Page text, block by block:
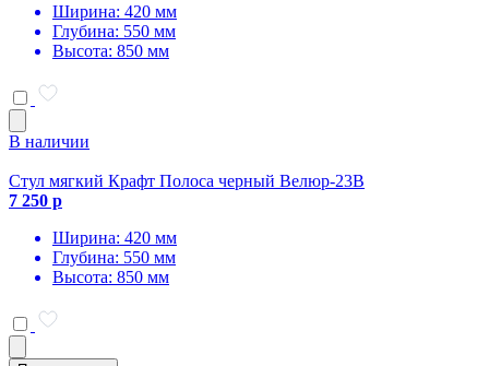
Ширина: 420 мм
Глубина: 550 мм
Высота: 850 мм
В наличии
Стул мягкий Крафт Полоса черный Велюр-23В
7 250 р
Ширина: 420 мм
Глубина: 550 мм
Высота: 850 мм